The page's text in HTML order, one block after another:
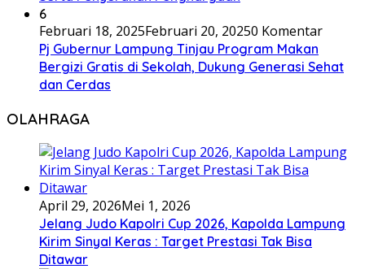
6
Februari 18, 2025Februari 20, 20250 Komentar
Pj Gubernur Lampung Tinjau Program Makan
Bergizi Gratis di Sekolah, Dukung Generasi Sehat
dan Cerdas
OLAHRAGA
April 29, 2026Mei 1, 2026
Jelang Judo Kapolri Cup 2026, Kapolda Lampung
Kirim Sinyal Keras : Target Prestasi Tak Bisa
Ditawar